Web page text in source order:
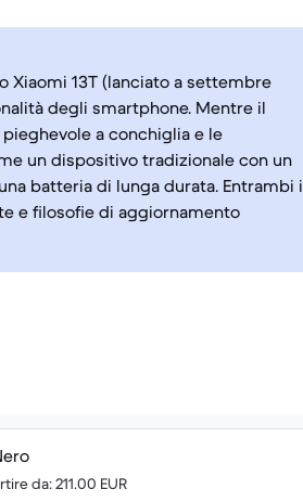
Xiaomi 13T (lanciato a settembre
degli smartphone. Mentre il
a conchiglia e le
un dispositivo tradizionale con un
batteria di lunga durata. Entrambi i
e filosofie di aggiornamento
da: 211.00 EUR